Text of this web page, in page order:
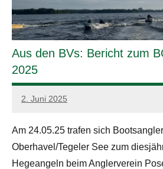
Aus den BVs: Bericht zum
2025
2. Juni 2025
admin
Am 24.05.25 trafen sich
Oberhavel/Tegeler See zum
Hegeangeln beim Anglerverein